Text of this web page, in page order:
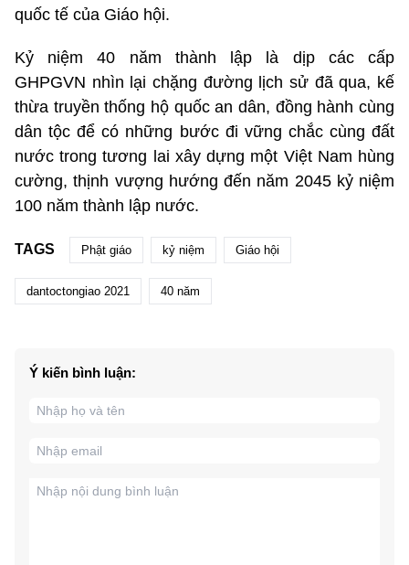
quốc tế của Giáo hội.
Kỷ niệm 40 năm thành lập là dịp các cấp
GHPGVN nhìn lại chặng đường lịch sử đã qua, kế
thừa truyền thống hộ quốc an dân, đồng hành cùng
dân tộc để có những bước đi vững chắc cùng đất
nước trong tương lai xây dựng một Việt Nam hùng
cường, thịnh vượng hướng đến năm 2045 kỷ niệm
100 năm thành lập nước.
TAGS Phật giáo kỷ niệm Giáo hội
dantoctongiao 2021 40 năm
Ý kiến bình luận: